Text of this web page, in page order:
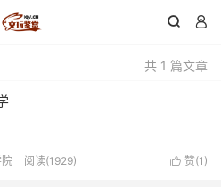
 
共 1 篇文章
 赞(1 )
阅读(1929)